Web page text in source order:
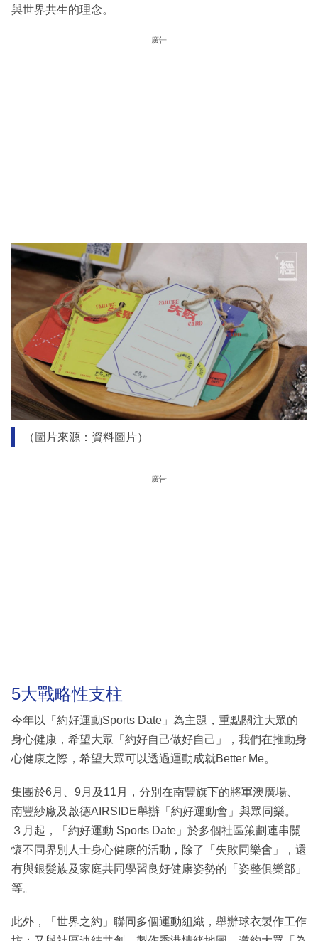
與世界共生的理念。
廣告
（圖片來源：資料圖片）
廣告
5大戰略性支柱
今年以「約好運動Sports Date」為主題，重點關注大眾的
身心健康，希望大眾「約好自己做好自己」，我們在推動身
心健康之際，希望大眾可以透過運動成就Better Me。
集團於6月、9月及11月，分別在南豐旗下的將軍澳廣場、
南豐紗廠及啟德AIRSIDE舉辦「約好運動會」與眾同樂。
３月起，「約好運動 Sports Date」於多個社區策劃連串關
懷不同界別人士身心健康的活動，除了「失敗同樂會」，還
有與銀髮族及家庭共同學習良好健康姿勢的「姿整俱樂部」
等。
此外，「世界之約」聯同多個運動組織，舉辦球衣製作工作